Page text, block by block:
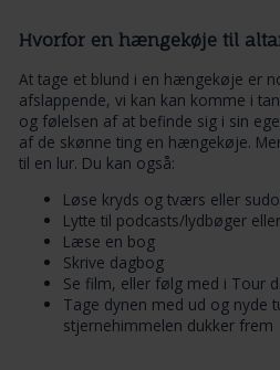
Hvorfor en hængekøje til
At tage et blund i en hængekøje er
afslappende, vi kan kan komme i
og følelsen af at befinde sig i sin
af de skønne ting en hængekøje.
til en lur. Du kan også:
Løse kryds og tværs eller
Lytte til podcasts/lydbøger
Læse en bog
Skrive dagbog
Se film, eller følg med i Tour
Tage dynen med ud og nyde
stjernehimmelen dukker frem